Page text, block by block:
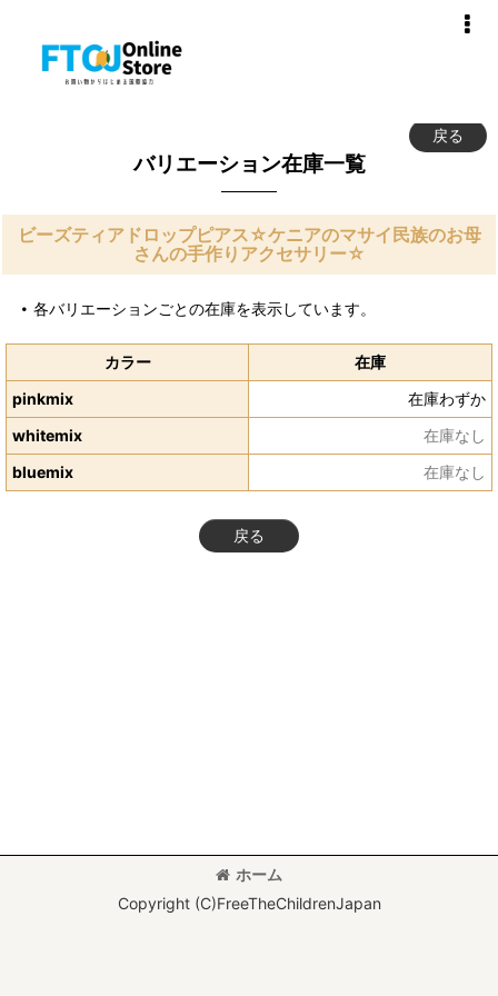
バリエーション在庫一覧
戻る
ビーズティアドロップピアス☆ケニアのマサイ民族のお母
さんの手作りアクセサリー☆
各バリエーションごとの在庫を表示しています。
カラー
在庫
pinkmix
在庫わずか
whitemix
在庫なし
bluemix
在庫なし
戻る
ホーム
Copyright (C)FreeTheChildrenJapan